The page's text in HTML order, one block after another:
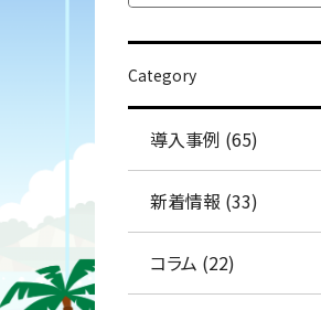
Category
導入事例 (65)
新着情報 (33)
コラム (22)